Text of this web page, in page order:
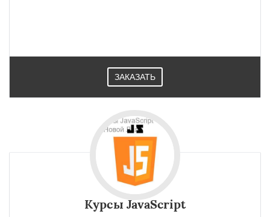
Работаем по
×
ЗАКАЗАТЬ
Курсы JavaScript
УЗНАТЬ ПОДРОБНЕЕ